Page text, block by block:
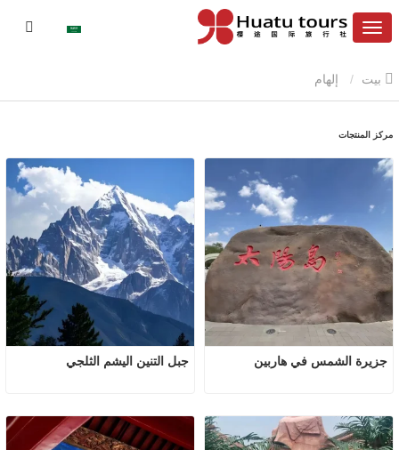
مركز المنتجات
جبل التنين اليشم الثلجي جزيرة الشمس في هاربين